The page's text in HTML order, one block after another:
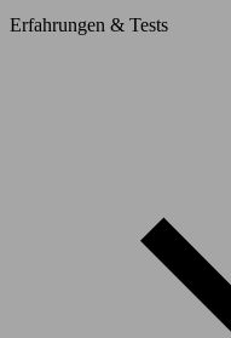
Erfahrungen & Tests